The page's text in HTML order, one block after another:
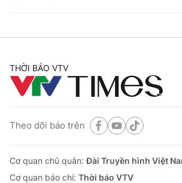
THỜI BÁO VTV
Theo dõi báo trên
Cơ quan chủ quản:Đài Truyền hình Việt
Cơ quan báo chí: Thời báo VTV